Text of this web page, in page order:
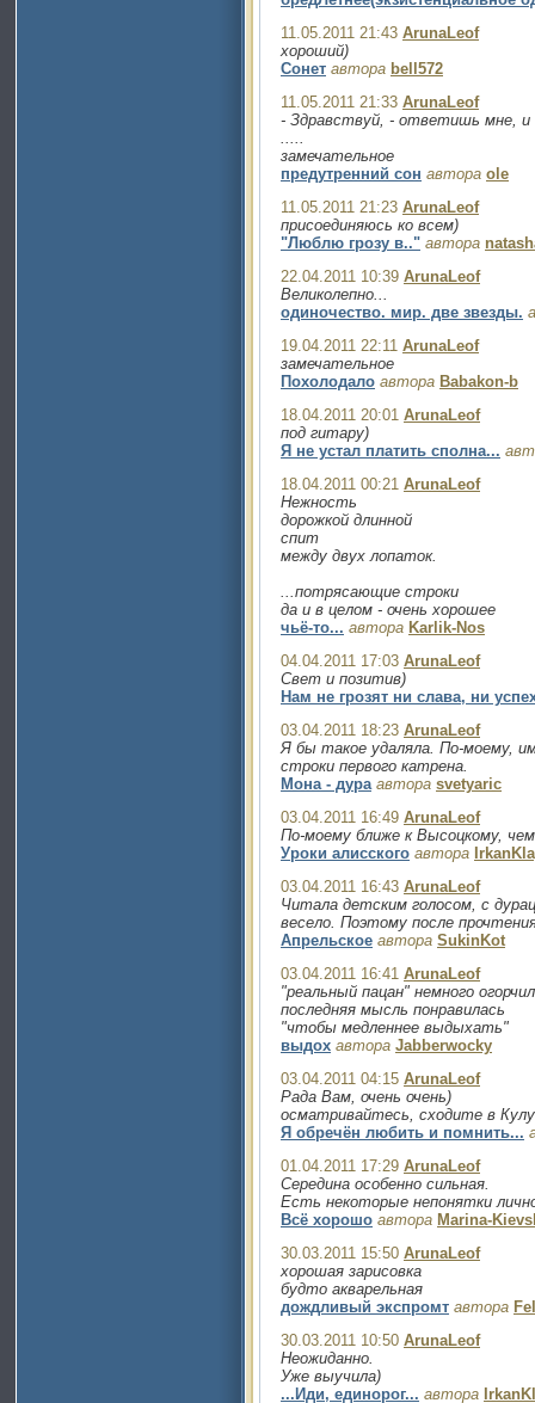
11.05.2011 21:43 ArunaLeof
хороший)
Сонет автора bell572
11.05.2011 21:33 ArunaLeof
- Здравствуй, - ответишь мне, и
.....
замечательное
предутренний сон автора ole
11.05.2011 21:23 ArunaLeof
присоединяюсь ко всем)
"Люблю грозу в.." автора
22.04.2011 10:39 ArunaLeof
Великолепно...
одиночество. мир. две звезды.
19.04.2011 22:11 ArunaLeof
замечательное
Похолодало автора Babakon-b
18.04.2011 20:01 ArunaLeof
под гитару)
Я не устал платить сполна...
18.04.2011 00:21 ArunaLeof
Нежность
дорожкой длинной
спит
между двух лопаток.
...потрясающие строки
да и в целом - очень хорошее
чьё-то... автора Karlik-Nos
04.04.2011 17:03 ArunaLeof
Свет и позитив)
Нам не грозят ни слава, ни
03.04.2011 18:23 ArunaLeof
Я бы такое удаляла. По-моему,
строки первого катрена.
Мона - дура автора svetyaric
03.04.2011 16:49 ArunaLeof
По-моему ближе к Высоцкому, чем
Уроки алисского автора
03.04.2011 16:43 ArunaLeof
Читала детским голосом, с
весело. Поэтому после
Апрельское автора SukinKot
03.04.2011 16:41 ArunaLeof
"реальный пацан" немного огорчил
последняя мысль понравилась
"чтобы медленнее выдыхать"
выдох автора Jabberwocky
03.04.2011 04:15 ArunaLeof
Рада Вам, очень очень)
осматривайтесь, сходите в
Я обречён любить и помнить...
01.04.2011 17:29 ArunaLeof
Середина особенно сильная.
Есть некоторые непонятки
Всё хорошо автора Marina-
30.03.2011 15:50 ArunaLeof
хорошая зарисовка
будто акварельная
дождливый экспромт автора
30.03.2011 10:50 ArunaLeof
Неожиданно.
Уже выучила)
...Иди, единорог... автора